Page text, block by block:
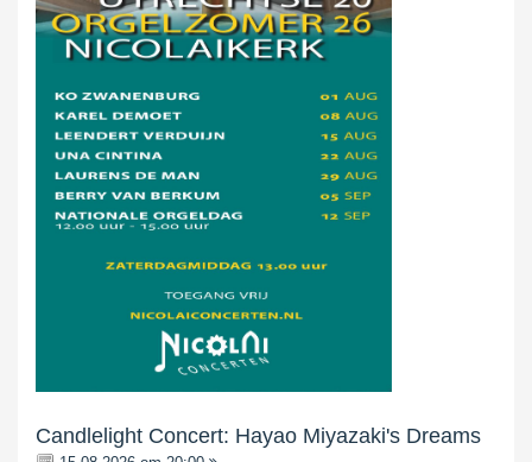
Candlelight Concert: Hayao Miyazaki's Dreams